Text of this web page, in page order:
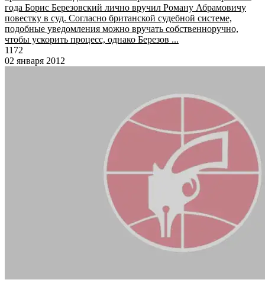
года Борис Березовский лично вручил Роману Абрамовичу
повестку в суд. Согласно британской судебной системе,
подобные уведомления можно вручать собственноручно,
чтобы ускорить процесс, однако Березов ...
1172
02 января 2012